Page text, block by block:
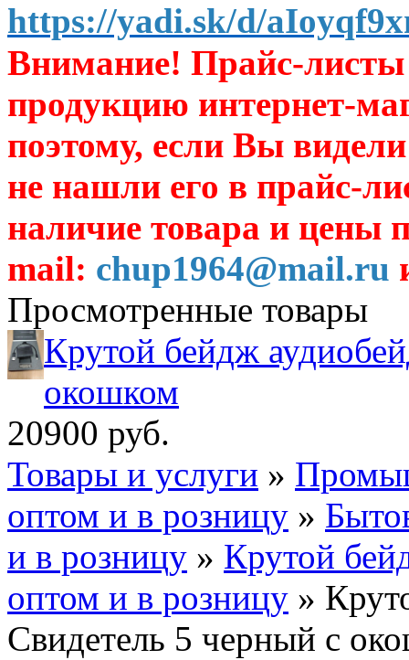
https://yadi.sk/d/
Внимание! Прайс-листы
продукцию интернет-
поэтому, если Вы
не нашли его в прайс-
наличие товара и цены
mail: chup1964@mail.ru
Просмотренные товары
Крутой бейдж
окошком
20900 руб.
Товары и услуги »
оптом и в розницу »
и в розницу » Крутой
оптом и в розницу »
Свидетель 5 черный с